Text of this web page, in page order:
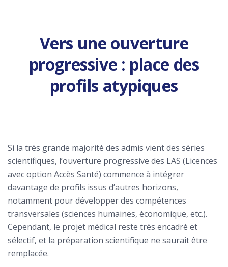
Vers une ouverture
progressive : place des
profils atypiques
Si la très grande majorité des admis vient des séries
scientifiques, l’ouverture progressive des LAS (Licences
avec option Accès Santé) commence à intégrer
davantage de profils issus d’autres horizons,
notamment pour développer des compétences
transversales (sciences humaines, économique, etc.).
Cependant, le projet médical reste très encadré et
sélectif, et la préparation scientifique ne saurait être
remplacée.